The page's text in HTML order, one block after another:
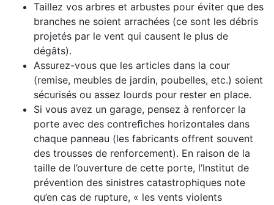
Taillez vos arbres et arbustes pour éviter que des
branches ne soient arrachées (ce sont les débris
projetés par le vent qui causent le plus de
dégâts).
Assurez-vous que les articles dans la cour
(remise, meubles de jardin, poubelles, etc.) soient
sécurisés ou assez lourds pour rester en place.
Si vous avez un garage, pensez à renforcer la
porte avec des contreﬁches horizontales dans
chaque panneau (les fabricants offrent souvent
des trousses de renforcement). En raison de la
taille de l’ouverture de cette porte, l’Institut de
prévention des sinistres catastrophiques note
qu’en cas de rupture, « les vents violents